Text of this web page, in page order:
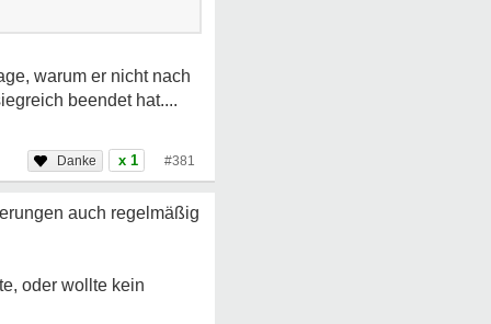
warum er nicht nach
beendet hat....
x 1 #381
auch regelmäßig
oder wollte kein